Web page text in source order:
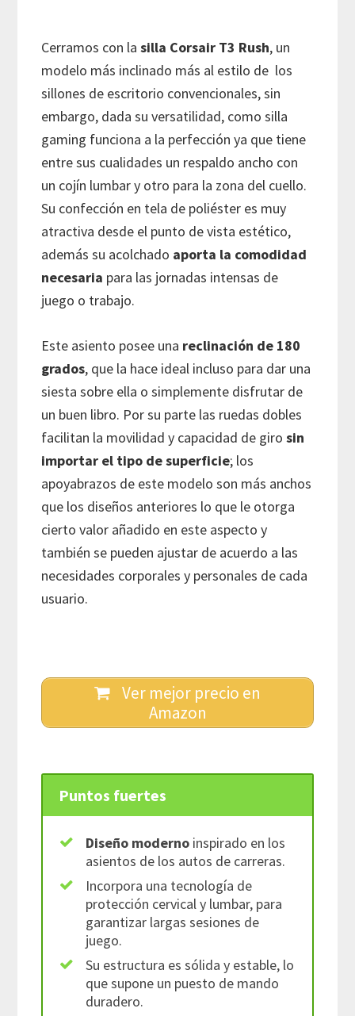
Cerramos con lasilla Corsair T3 Rush, un
modelo más inclinado más al estilo de los
sillones de escritorio convencionales, sin
embargo, dada su versatilidad, como silla
gaming funciona a la perfección ya que tiene
entre sus cualidades un respaldo ancho con
un cojín lumbar y otro para la zona del cuello.
Su confección en tela de poliéster es muy
atractiva desde el punto de vista estético,
además su acolchado aporta la comodidad
necesaria para las jornadas intensas de
juego o trabajo.
Este asiento posee una reclinación de 180
grados, que la hace ideal incluso para dar una
siesta sobre ella o simplemente disfrutar de
un buen libro. Por su parte las ruedas dobles
facilitan la movilidad y capacidad de girosin
importar el tipo de superficie; los
apoyabrazos de este modelo son más anchos
que los diseños anteriores lo que le otorga
cierto valor añadido en este aspecto y
también se pueden ajustar de acuerdo a las
necesidades corporales y personales de cada
usuario.
Ver mejor precio en
Amazon
Puntos fuertes
Diseño moderno inspirado en los
asientos de los autos de carreras.
Incorpora una tecnología de
protección cervical y lumbar, para
garantizar largas sesiones de
juego.
Su estructura es sólida y estable, lo
que supone un puesto de mando
duradero.